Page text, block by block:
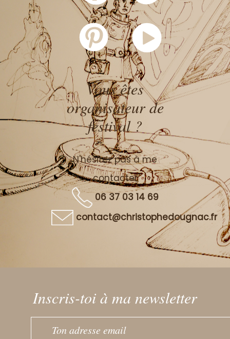
Vous êtes
organisateur de
festival ?
N'hésitez pas à me
contacter
06 37 03 14 69
contact@christophedougnac.fr
Inscris-toi à ma newsletter